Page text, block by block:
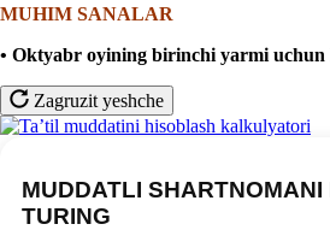
MUHIM SANALAR
• Oktyabr oyining birinchi yarmi uchun
Zagruzit yeshche
MUDDATLI
TURING